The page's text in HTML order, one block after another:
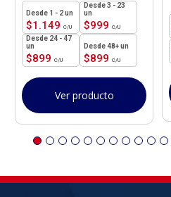
$1.149
1 - 2un
$999
3 - 23
un
$899
24 - 47
un
$899
48+ un
Ver producto